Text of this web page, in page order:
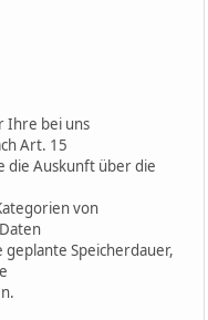
Ihre bei uns
Art. 15
die Auskunft über die
von
Speicherdauer,